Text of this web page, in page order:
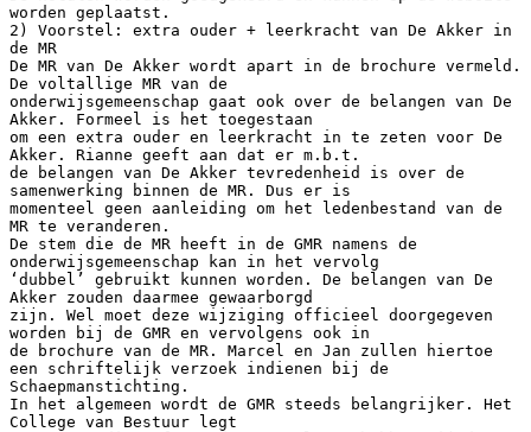
worden geplaatst.
2) Voorstel: extra ouder + leerkracht van De Akker in
de MR
De MR van De Akker wordt apart in de brochure vermeld.
De voltallige MR van de
onderwijsgemeenschap gaat ook over de belangen van De
Akker. Formeel is het toegestaan
om een extra ouder en leerkracht in te zeten voor De
Akker. Rianne geeft aan dat er m.b.t.
de belangen van De Akker tevredenheid is over de
samenwerking binnen de MR. Dus er is
momenteel geen aanleiding om het ledenbestand van de
MR te veranderen.
De stem die de MR heeft in de GMR namens de
onderwijsgemeenschap kan in het vervolg
‘dubbel’ gebruikt kunnen worden. De belangen van De
Akker zouden daarmee gewaarborgd
zijn. Wel moet deze wijziging officieel doorgegeven
worden bij de GMR en vervolgens ook in
de brochure van de MR. Marcel en Jan zullen hiertoe
een schriftelijk verzoek indienen bij de
Schaepmanstichting.
In het algemeen wordt de GMR steeds belangrijker. Het
College van Bestuur legt